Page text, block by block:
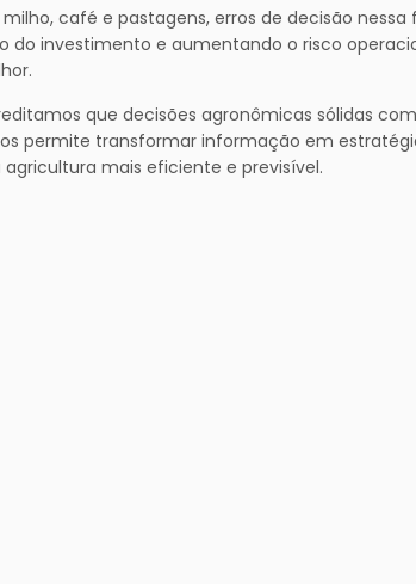
café e pastagens, erros de decisão
do investimento e aumentando o risco
que decisões agronômicas sólidas
permite transformar informação em
mais eficiente e previsível.